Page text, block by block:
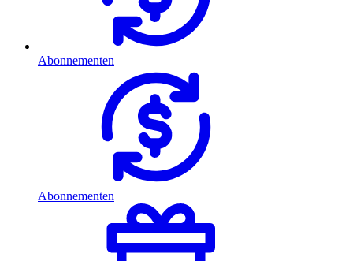
Abonnementen
Abonnementen